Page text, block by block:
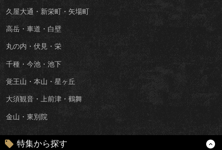
久屋大通・新栄町・矢場町
高岳・車道・白壁
丸の内・伏見・栄
千種・今池・池下
覚王山・本山・星ヶ丘
大須観音・上前津・鶴舞
金山・東別院
特集から探す